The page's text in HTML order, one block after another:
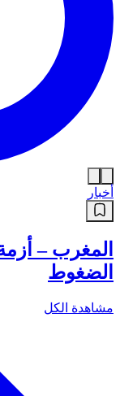
أخبار
المغرب –
الضغوط
مشاهدة الكل